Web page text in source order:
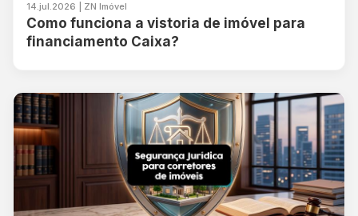
14.jul.2026 | ZN Imóvel
Como funciona a vistoria de imóvel para
financiamento Caixa?